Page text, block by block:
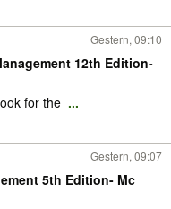
Gestern, 09:10
12th Edition-
for the ...
Gestern, 09:07
5th Edition- Mc